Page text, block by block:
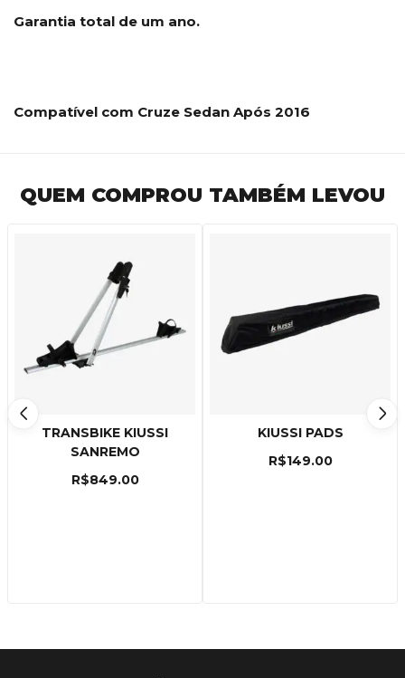
Garantia total de um ano.
Compatível com Cruze Sedan Após 2016
QUEM COMPROU TAMBÉM LEVOU
TRANSBIKE KIUSSI
SANREMO
R$849.00
KIUSSI PADS
R$149.00